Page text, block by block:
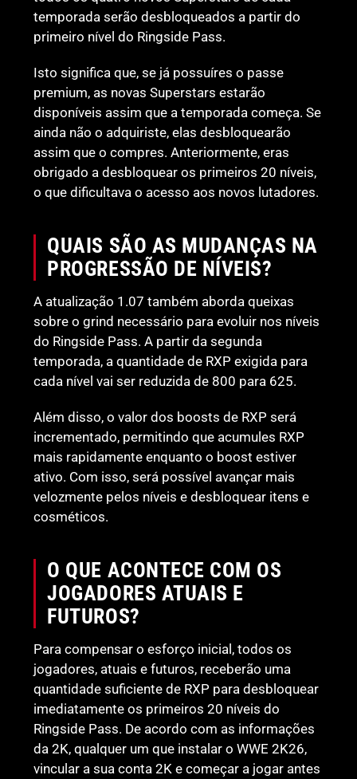
temporada serão desbloqueados a partir do
primeiro nível do Ringside Pass.
Isto significa que, se já possuíres o passe
premium, as novas Superstars estarão
disponíveis assim que a temporada começa. Se
ainda não o adquiriste, elas desbloquearão
assim que o compres. Anteriormente, eras
obrigado a desbloquear os primeiros 20 níveis,
o que dificultava o acesso aos novos lutadores.
QUAIS SÃO AS MUDANÇAS NA
PROGRESSÃO DE NÍVEIS?
A atualização 1.07 também aborda queixas
sobre o grind necessário para evoluir nos níveis
do Ringside Pass. A partir da segunda
temporada, a quantidade de RXP exigida para
cada nível vai ser reduzida de 800 para 625.
Além disso, o valor dos boosts de RXP será
incrementado, permitindo que acumules RXP
mais rapidamente enquanto o boost estiver
ativo. Com isso, será possível avançar mais
velozmente pelos níveis e desbloquear itens e
cosméticos.
O QUE ACONTECE COM OS
JOGADORES ATUAIS E
FUTUROS?
Para compensar o esforço inicial, todos os
jogadores, atuais e futuros, receberão uma
quantidade suficiente de RXP para desbloquear
imediatamente os primeiros 20 níveis do
Ringside Pass. De acordo com as informações
da 2K, qualquer um que instalar o WWE 2K26,
vincular a sua conta 2K e começar a jogar antes